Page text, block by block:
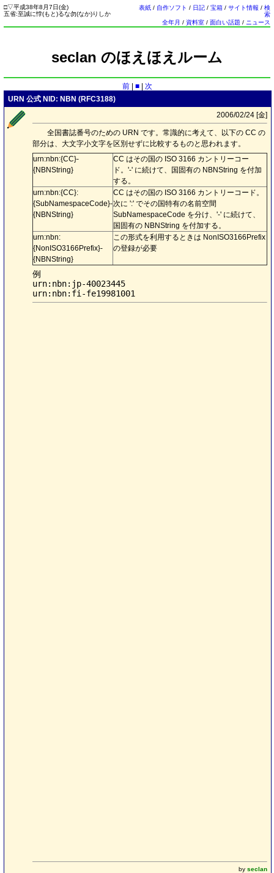
□▽平成38年8月7日(金)
五省:至誠に悖(もと)るな勿(なか)りしか
表紙 / 自作ソフト / 日記 / 宝箱 / サイト情報 / 検
索
全年月 / 資料室 / 面白い話題 / ニュース
seclan のほえほえルーム
前| ■|
次
URN 公式 NID: NBN (RFC3188)
2006/02/24 [金]
全国書誌番号のための URN です。常識的に考えて、以下の CC の
部分は、大文字小文字を区別せずに比較するものと思われます。
urn:nbn:{CC}-
{NBNString}
CC はその国の ISO 3166 カントリーコー
ド。'-' に続けて、国固有の NBNString を付加
する。
urn:nbn:{CC}:
{SubNamespaceCode}-
{NBNString}
CC はその国の ISO 3166 カントリーコード。
次に ':' でその国特有の名前空間
SubNamespaceCode を分け、'-' に続けて、
国固有の NBNString を付加する。
urn:nbn:
{NonISO3166Prefix}-
{NBNString}
この形式を利用するときは NonISO3166Prefix
の登録が必要
例
urn:nbn:jp-40023445
by seclan